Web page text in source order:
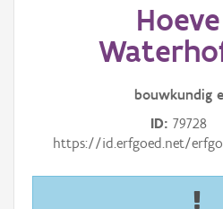
Aanduidingsobject
Gebeurtenis
bouwkundig
ID 79728
https://id.erfgoed.net/